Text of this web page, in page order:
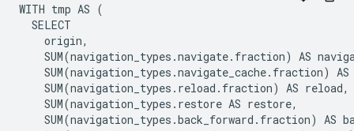
WITH tmp AS (
  SELECT
    origin,
SUM(navigation_types.navigate.fraction) AS
SUM(navigation_types.navigate_cache.fraction) AS
    SUM(navigation_types.reload.fraction) AS reload,
    SUM(navigation_types.restore AS restore,
SUM(navigation_types.back_forward.fraction) AS